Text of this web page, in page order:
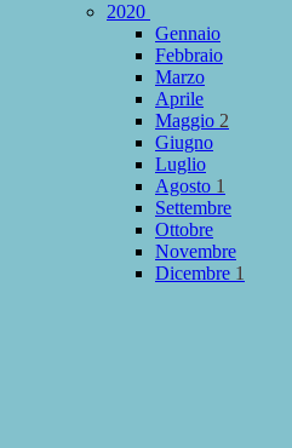
2020
Gennaio
Febbraio
Marzo
Aprile
Maggio 2
Giugno
Luglio
Agosto 1
Settembre
Ottobre
Novembre
Dicembre 1